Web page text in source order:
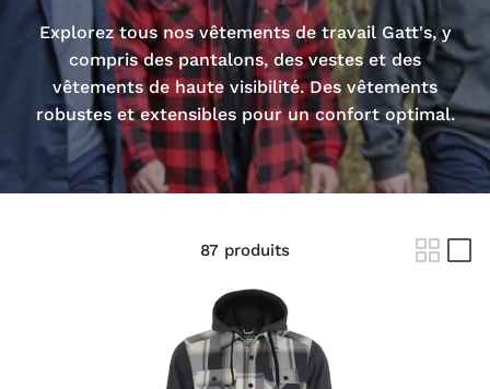
Explorez tous nos vêtements de travail Gatt's, y
compris des pantalons, des vestes et des
vêtements de haute visibilité. Des vêtements
robustes et extensibles pour un confort optimal.
87 produits